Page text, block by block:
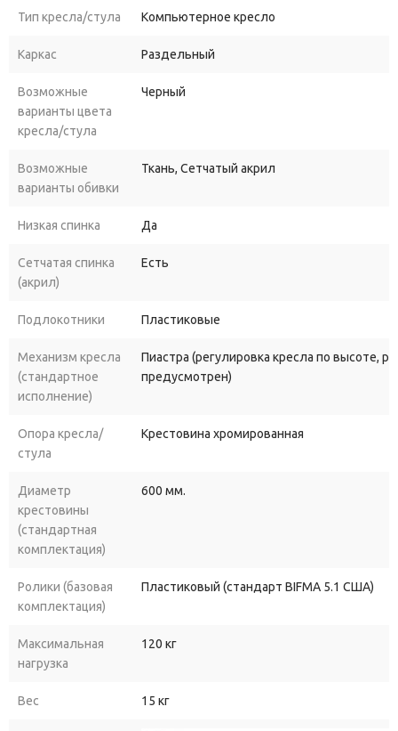
Тип кресла/стула Компьютерное кресло
Каркас Раздельный
Возможные
варианты цвета
кресла/стула
Черный
Возможные
варианты обивки
Ткань, Сетчатый акрил
Низкая спинка Да
Сетчатая спинка
(акрил)
Есть
Подлокотники Пластиковые
Механизм кресла
(стандартное
исполнение)
Пиастра (регулировка кресла по высоте,
предусмотрен)
Опора кресла/
стула
Крестовина хромированная
Диаметр
крестовины
(стандартная
комплектация)
600 мм.
Ролики (базовая
комплектация)
Пластиковый (стандарт BIFMA 5.1 США)
Максимальная
нагрузка
120 кг
Вес 15 кг